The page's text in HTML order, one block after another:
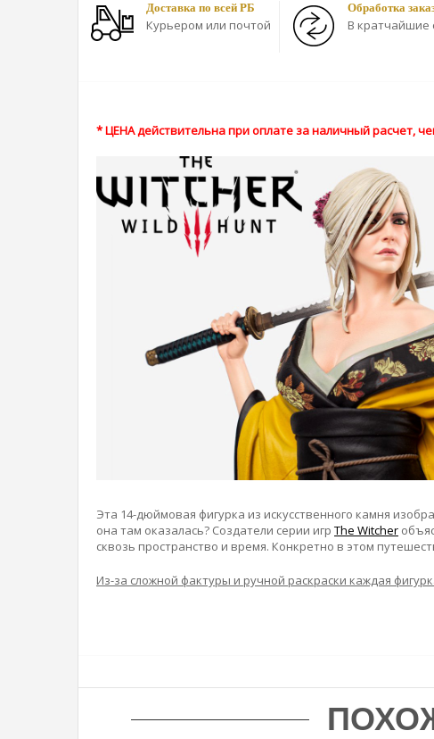
Доставка по всей РБ
Курьером или почтой
Обработка
В кратчайшие
* ЦЕНА действительна при оплате за наличный расчет,
Эта 14-дюймовая фигурка из искусственного камня
она там оказалась? Создатели серии игр The Witcher
сквозь пространство и время. Конкретно в этом
Из-за сложной фактуры и ручной раскраски каждая